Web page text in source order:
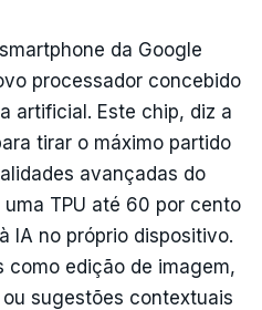
da Google
processador concebido
artificial. Este chip, diz a
tirar o máximo partido
avançadas do
uma TPU até 60 por cento
IA no próprio dispositivo.
edição de imagem,
sugestões contextuais